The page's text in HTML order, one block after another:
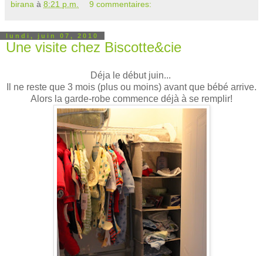
birana à 8:21 p.m. 9 commentaires:
lundi, juin 07, 2010
Une visite chez Biscotte&cie
Déja le début juin...
Il ne reste que 3 mois (plus ou moins) avant que bébé arrive.
Alors la garde-robe commence déjà à se remplir!